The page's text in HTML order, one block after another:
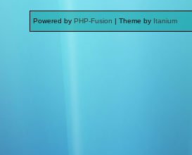
Powered by PHP-Fusion | Theme by Itanium